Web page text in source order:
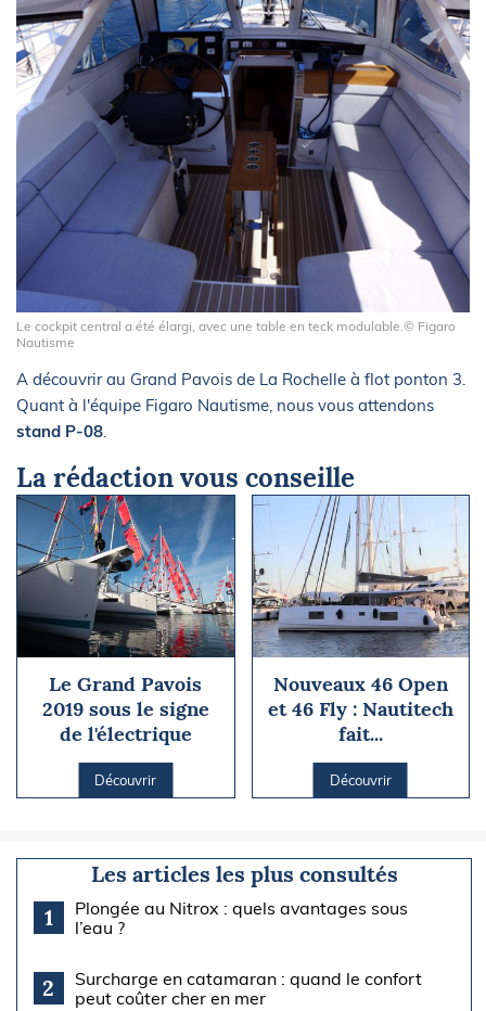
Le cockpit central a été élargi, avec une table en teck modulable.© Figaro
Nautisme
A découvrir au Grand Pavois de La Rochelle à flot ponton 3.
Quant à l'équipe Figaro Nautisme, nous vous attendons
stand P-08
La rédaction vous conseille
Le Grand Pavois
2019 sous le signe
de l'électrique
Découvrir
Nouveaux 46 Open
et 46 Fly : Nautitech
fait...
Découvrir
Les articles les plus consultés
1
Plongée au Nitrox : quels avantages sous
l’eau ?
2
Surcharge en catamaran : quand le confort
peut coûter cher en mer